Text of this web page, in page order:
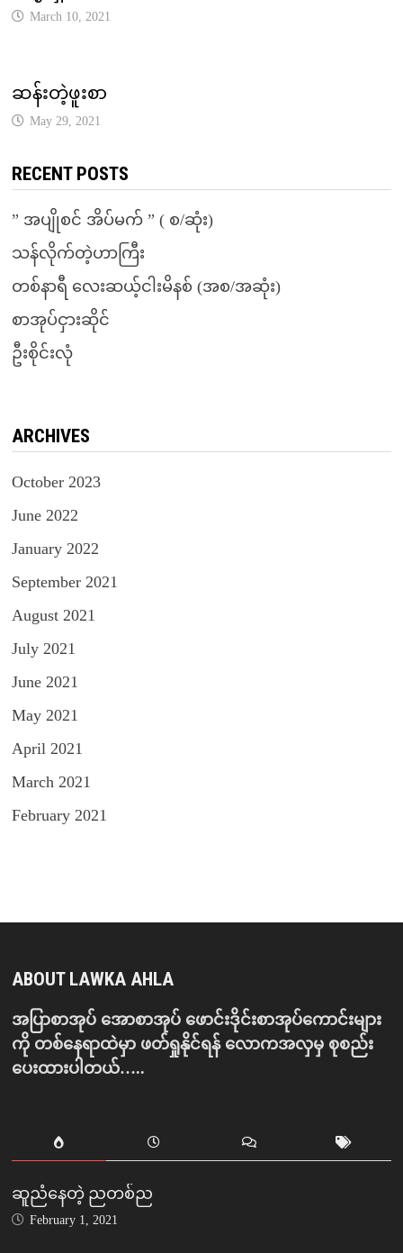
March 10, 2021
ဆန်းတဲ့ဖူးစာ
May 29, 2021
RECENT POSTS
” အပျိုစင် အိပ်မက် ” ( စ/ဆုံး)
သန်လိုက်တဲ့ဟာကြီး
တစ်နာရီ လေးဆယ့်ငါးမိနစ် (အစ/အဆုံး)
စာအုပ်ငှားဆိုင်
ဦးစိုင်းလုံ
ARCHIVES
October 2023
June 2022
January 2022
September 2021
August 2021
July 2021
June 2021
May 2021
April 2021
March 2021
February 2021
ABOUT LAWKA AHLA
အပြာစာအုပ် အောစာအုပ် ဖောင်းဒိုင်းစာအုပ်ကောင်းများ
ကို တစ်နေရာထဲမှာ ဖတ်ရှုနိုင်ရန် လောကအလှမှ စုစည်း
ပေးထားပါတယ်…..
ဆူညံနေတဲ့ ညတစ်ည
February 1, 2021